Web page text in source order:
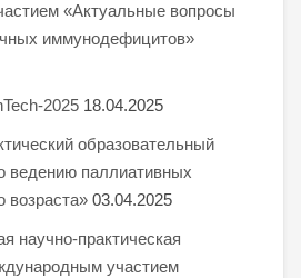
«Актуальные вопросы
иммунодефицитов»
2025 18.04.2025
образовательный
ведению паллиативных
возраста» 03.04.2025
научно-практическая
участием